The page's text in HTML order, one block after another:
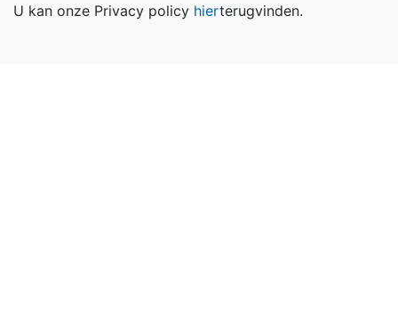
U kan onze Privacy policy hierterugvinden.